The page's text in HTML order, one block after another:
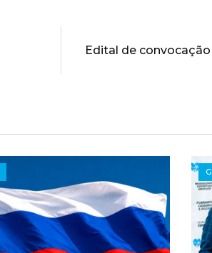
Edital de